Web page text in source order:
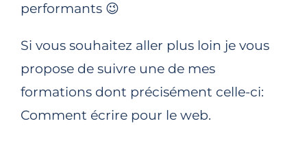
performants 😉
Si vous souhaitez aller plus loin je vous
propose de suivre une de mes
formations dont précisément celle-ci:
Comment écrire pour le web.